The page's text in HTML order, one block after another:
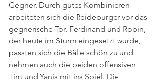
Gegner. Durch gutes Kombinieren
arbeiteten sich die Reideburger vor das
gegnerische Tor. Ferdinand und Robin,
der heute im Sturm eingesetzt wurde,
passten sich die Bälle schön zu und
nehmen auch die beiden offensiven
Tim und Yanis mit ins Spiel. Die